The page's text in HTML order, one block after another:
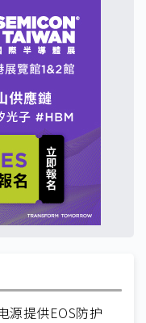
源提供EOS防护